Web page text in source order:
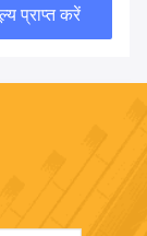
प्राप्त करें